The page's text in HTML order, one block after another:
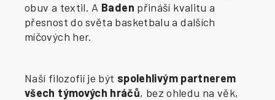
obuv a textil. A Baden přináší kvalitu a
přesnost do světa basketbalu a dalších
míčových her.
Naší filozofií je být spolehlivým partnerem
všech týmových hráčů, bez ohledu na věk,